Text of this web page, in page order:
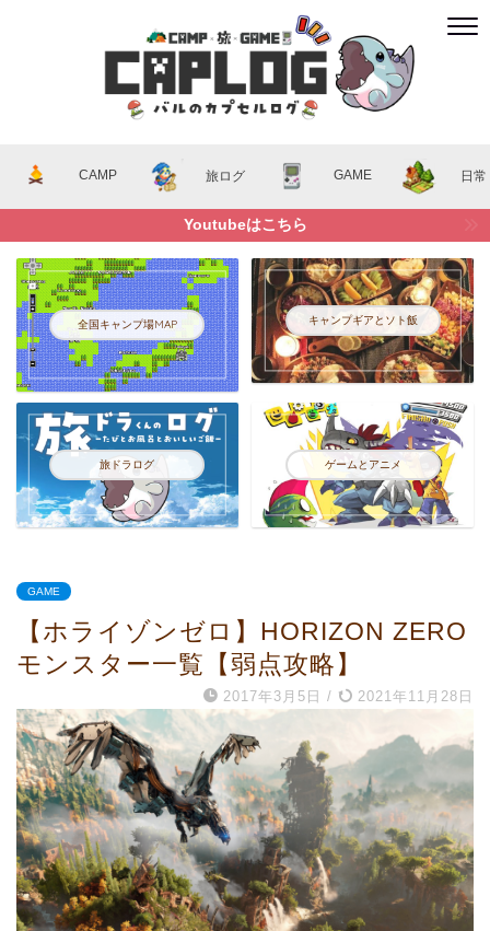
CAMP 旅ログ GAME 日常
Youtubeはこちら
全国キャンプ場MAP キャンプギアとソト飯
旅ドラログ ゲームとアニメ
GAME
【ホライゾンゼロ】HORIZON ZERO
モンスター一覧【弱点攻略】
2017年3月5日 / 2021年11月28日